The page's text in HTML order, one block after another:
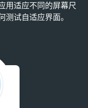
用适应不同的屏幕尺
试自适应界面。